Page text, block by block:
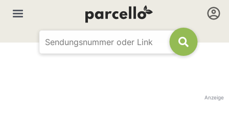
Anzeige